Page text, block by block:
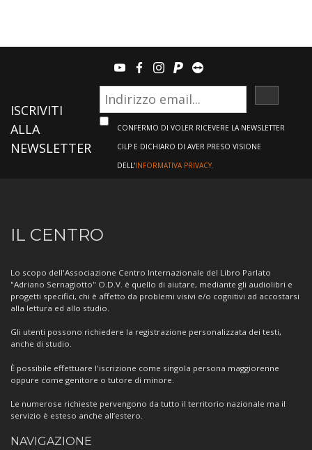
youtubefacebook
instagram
paypalteamviewer
ISCRIVITI
ALLA
NEWSLETTER
CONFERMO DI VOLER RICEVERE LA NEWSLETTER
CILP E DICHIARO DI AVER PRESO VISIONE
DELL'INFORMATIVA PRIVACY.
Informazioni
sul
Centro
IL CENTRO
Lo scopo dell'Associazione Centro Internazionale del Libro Parlato
"Adriano Sernagiotto" O.D.V. è quello di aiutare, mediante gli audiolibri e
progetti specifici, chi è affetto da problemi visivi e/o cognitivi ad accostarsi
alla lettura ed allo studio.
Gli utenti possono richiedere la registrazione personalizzata dei testi,
anche di studio.
È possibile effettuare l'iscrizione come singola persona maggiorenne
oppure come genitore o tutore di minore.
Le numerose richieste pervengono da tutto il territorio nazionale ma il
servizio è esteso anche all’estero.
NAVIGAZIONE